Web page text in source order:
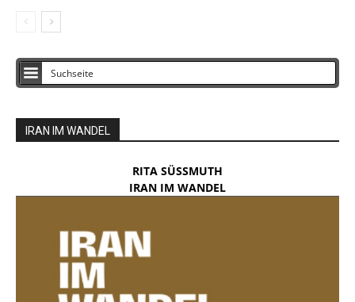
IRAN IM WANDEL
RITA SÜSSMUTH
IRAN IM WANDEL